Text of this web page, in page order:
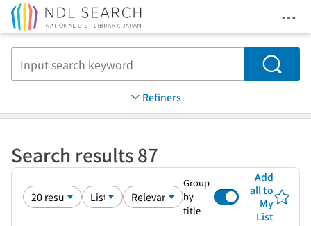
Search
Refiners
Search results 87
Group
by
title
Add
all to
My
List